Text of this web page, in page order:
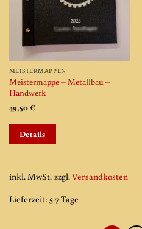
MEISTERMAPPEN
Meistermappe – Metallbau –
Handwerk
49,50€
Details
Varianten
Die
inkl. MwSt. zzgl.Versandkosten
Lieferzeit: 5-7 Tage